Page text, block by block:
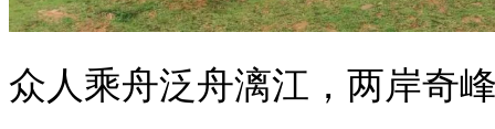
众人乘舟泛舟漓江，两岸奇